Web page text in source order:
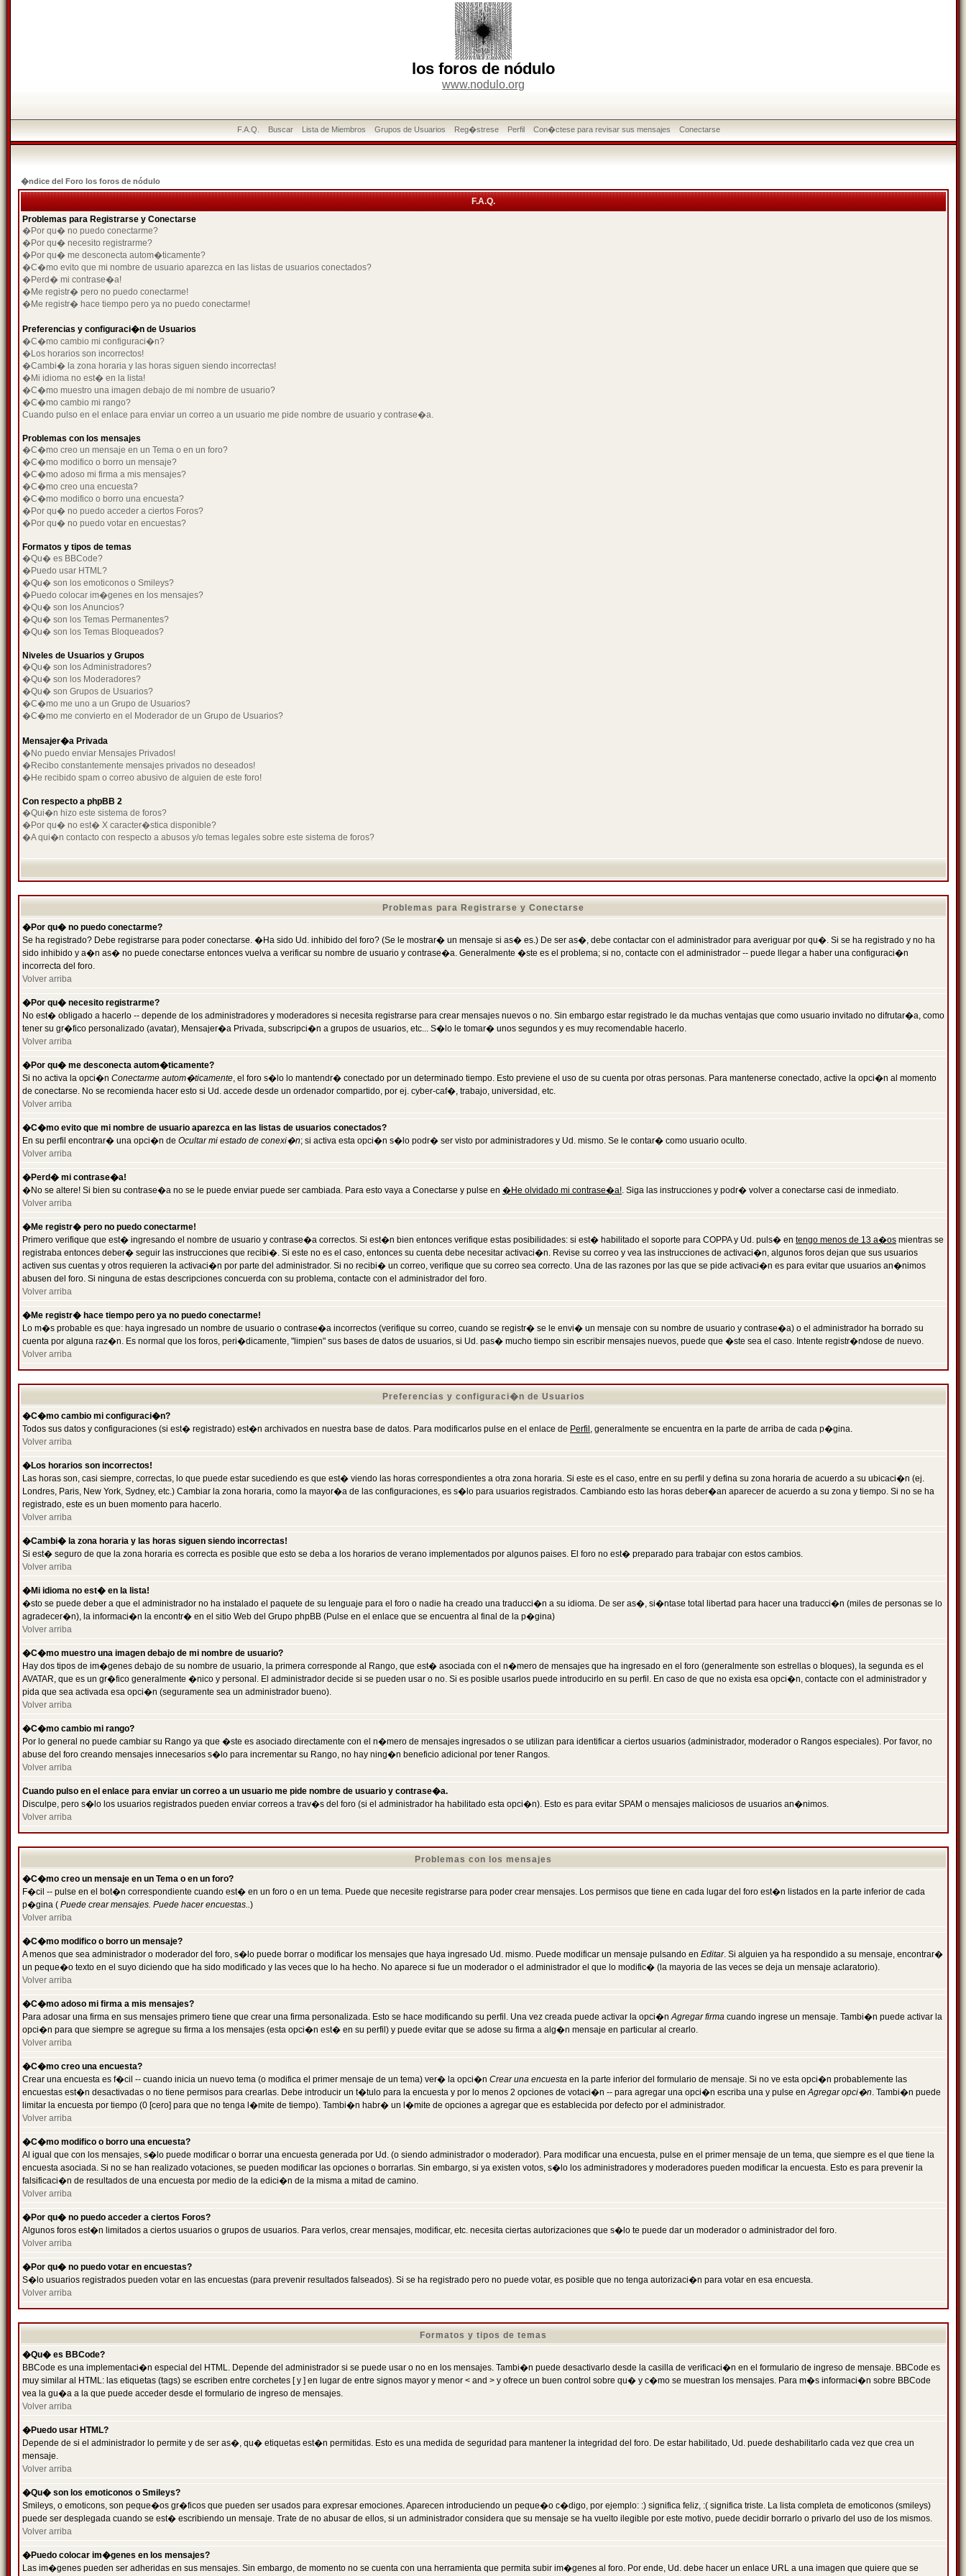
los foros de nódulo
www.nodulo.org
F.A.Q. Buscar Lista de Miembros Grupos de Usuarios Reg�strese Perfil Con�ctese para revisar sus mensajes Conectarse
�ndice del Foro los foros de nódulo
F.A.Q.
Problemas para Registrarse y Conectarse
�Por qu� no puedo conectarme?
�Por qu� necesito registrarme?
�Por qu� me desconecta autom�ticamente?
�C�mo evito que mi nombre de usuario aparezca en las listas de usuarios conectados?
�Perd� mi contrase�a!
�Me registr� pero no puedo conectarme!
�Me registr� hace tiempo pero ya no puedo conectarme!
Preferencias y configuraci�n de Usuarios
�C�mo cambio mi configuraci�n?
�Los horarios son incorrectos!
�Cambi� la zona horaria y las horas siguen siendo incorrectas!
�Mi idioma no est� en la lista!
�C�mo muestro una imagen debajo de mi nombre de usuario?
�C�mo cambio mi rango?
Cuando pulso en el enlace para enviar un correo a un usuario me pide nombre de usuario y contrase�a.
Problemas con los mensajes
�C�mo creo un mensaje en un Tema o en un foro?
�C�mo modifico o borro un mensaje?
�C�mo adoso mi firma a mis mensajes?
�C�mo creo una encuesta?
�C�mo modifico o borro una encuesta?
�Por qu� no puedo acceder a ciertos Foros?
�Por qu� no puedo votar en encuestas?
Formatos y tipos de temas
�Qu� es BBCode?
�Puedo usar HTML?
�Qu� son los emoticonos o Smileys?
�Puedo colocar im�genes en los mensajes?
�Qu� son los Anuncios?
�Qu� son los Temas Permanentes?
�Qu� son los Temas Bloqueados?
Niveles de Usuarios y Grupos
�Qu� son los Administradores?
�Qu� son los Moderadores?
�Qu� son Grupos de Usuarios?
�C�mo me uno a un Grupo de Usuarios?
�C�mo me convierto en el Moderador de un Grupo de Usuarios?
Mensajer�a Privada
�No puedo enviar Mensajes Privados!
�Recibo constantemente mensajes privados no deseados!
�He recibido spam o correo abusivo de alguien de este foro!
Con respecto a phpBB 2
�Qui�n hizo este sistema de foros?
�Por qu� no est� X caracter�stica disponible?
�A qui�n contacto con respecto a abusos y/o temas legales sobre este sistema de foros?
Problemas para Registrarse y Conectarse
�Por qu� no puedo conectarme?
Se ha registrado? Debe registrarse para poder conectarse. �Ha sido Ud. inhibido del foro? (Se le mostrar� un mensaje si as� es.) De ser as�, debe contactar con el administrador para averiguar por qu�. Si se ha registrado y no ha
sido inhibido y a�n as� no puede conectarse entonces vuelva a verificar su nombre de usuario y contrase�a. Generalmente �ste es el problema; si no, contacte con el administrador -- puede llegar a haber una configuraci�n
incorrecta del foro.
Volver arriba
�Por qu� necesito registrarme?
No est� obligado a hacerlo -- depende de los administradores y moderadores si necesita registrarse para crear mensajes nuevos o no. Sin embargo estar registrado le da muchas ventajas que como usuario invitado no difrutar�a, como
tener su gr�fico personalizado (avatar), Mensajer�a Privada, subscripci�n a grupos de usuarios, etc... S�lo le tomar� unos segundos y es muy recomendable hacerlo.
Volver arriba
�Por qu� me desconecta autom�ticamente?
Si no activa la opci�n Conectarme autom�ticamente, el foro s�lo lo mantendr� conectado por un determinado tiempo. Esto previene el uso de su cuenta por otras personas. Para mantenerse conectado, active la opci�n al momento
de conectarse. No se recomienda hacer esto si Ud. accede desde un ordenador compartido, por ej. cyber-caf�, trabajo, universidad, etc.
Volver arriba
�C�mo evito que mi nombre de usuario aparezca en las listas de usuarios conectados?
En su perfil encontrar� una opci�n de Ocultar mi estado de conexi�n; si activa esta opci�n s�lo podr� ser visto por administradores y Ud. mismo. Se le contar� como usuario oculto.
Volver arriba
�Perd� mi contrase�a!
�No se altere! Si bien su contrase�a no se le puede enviar puede ser cambiada. Para esto vaya a Conectarse y pulse en �He olvidado mi contrase�a!. Siga las instrucciones y podr� volver a conectarse casi de inmediato.
Volver arriba
�Me registr� pero no puedo conectarme!
Primero verifique que est� ingresando el nombre de usuario y contrase�a correctos. Si est�n bien entonces verifique estas posibilidades: si est� habilitado el soporte para COPPA y Ud. puls� en tengo menos de 13 a�os mientras se
registraba entonces deber� seguir las instrucciones que recibi�. Si este no es el caso, entonces su cuenta debe necesitar activaci�n. Revise su correo y vea las instrucciones de activaci�n, algunos foros dejan que sus usuarios
activen sus cuentas y otros requieren la activaci�n por parte del administrador. Si no recibi� un correo, verifique que su correo sea correcto. Una de las razones por las que se pide activaci�n es para evitar que usuarios an�nimos
abusen del foro. Si ninguna de estas descripciones concuerda con su problema, contacte con el administrador del foro.
Volver arriba
�Me registr� hace tiempo pero ya no puedo conectarme!
Lo m�s probable es que: haya ingresado un nombre de usuario o contrase�a incorrectos (verifique su correo, cuando se registr� se le envi� un mensaje con su nombre de usuario y contrase�a) o el administrador ha borrado su
cuenta por alguna raz�n. Es normal que los foros, peri�dicamente, "limpien" sus bases de datos de usuarios, si Ud. pas� mucho tiempo sin escribir mensajes nuevos, puede que �ste sea el caso. Intente registr�ndose de nuevo.
Volver arriba
Preferencias y configuraci�n de Usuarios
�C�mo cambio mi configuraci�n?
Todos sus datos y configuraciones (si est� registrado) est�n archivados en nuestra base de datos. Para modificarlos pulse en el enlace de Perfil , generalmente se encuentra en la parte de arriba de cada p�gina.
Volver arriba
�Los horarios son incorrectos!
Las horas son, casi siempre, correctas, lo que puede estar sucediendo es que est� viendo las horas correspondientes a otra zona horaria. Si este es el caso, entre en su perfil y defina su zona horaria de acuerdo a su ubicaci�n (ej.
Londres, Paris, New York, Sydney, etc.) Cambiar la zona horaria, como la mayor�a de las configuraciones, es s�lo para usuarios registrados. Cambiando esto las horas deber�an aparecer de acuerdo a su zona y tiempo. Si no se ha
registrado, este es un buen momento para hacerlo.
Volver arriba
�Cambi� la zona horaria y las horas siguen siendo incorrectas!
Si est� seguro de que la zona horaria es correcta es posible que esto se deba a los horarios de verano implementados por algunos paises. El foro no est� preparado para trabajar con estos cambios.
Volver arriba
�Mi idioma no est� en la lista!
�sto se puede deber a que el administrador no ha instalado el paquete de su lenguaje para el foro o nadie ha creado una traducci�n a su idioma. De ser as�, si�ntase total libertad para hacer una traducci�n (miles de personas se lo
agradecer�n), la informaci�n la encontr� en el sitio Web del Grupo phpBB (Pulse en el enlace que se encuentra al final de la p�gina)
Volver arriba
�C�mo muestro una imagen debajo de mi nombre de usuario?
Hay dos tipos de im�genes debajo de su nombre de usuario, la primera corresponde al Rango, que est� asociada con el n�mero de mensajes que ha ingresado en el foro (generalmente son estrellas o bloques), la segunda es el
AVATAR, que es un gr�fico generalmente �nico y personal. El administrador decide si se pueden usar o no. Si es posible usarlos puede introducirlo en su perfil. En caso de que no exista esa opci�n, contacte con el administrador y
pida que sea activada esa opci�n (seguramente sea un administrador bueno).
Volver arriba
�C�mo cambio mi rango?
Por lo general no puede cambiar su Rango ya que �ste es asociado directamente con el n�mero de mensajes ingresados o se utilizan para identificar a ciertos usuarios (administrador, moderador o Rangos especiales). Por favor, no
abuse del foro creando mensajes innecesarios s�lo para incrementar su Rango, no hay ning�n beneficio adicional por tener Rangos.
Volver arriba
Cuando pulso en el enlace para enviar un correo a un usuario me pide nombre de usuario y contrase�a.
Disculpe, pero s�lo los usuarios registrados pueden enviar correos a trav�s del foro (si el administrador ha habilitado esta opci�n). Esto es para evitar SPAM o mensajes maliciosos de usuarios an�nimos.
Volver arriba
Problemas con los mensajes
�C�mo creo un mensaje en un Tema o en un foro?
F�cil -- pulse en el bot�n correspondiente cuando est� en un foro o en un tema. Puede que necesite registrarse para poder crear mensajes. Los permisos que tiene en cada lugar del foro est�n listados en la parte inferior de cada
p�gina ( Puede crear mensajes. Puede hacer encuestas..)
Volver arriba
�C�mo modifico o borro un mensaje?
A menos que sea administrador o moderador del foro, s�lo puede borrar o modificar los mensajes que haya ingresado Ud. mismo. Puede modificar un mensaje pulsando en Editar. Si alguien ya ha respondido a su mensaje, encontrar�
un peque�o texto en el suyo diciendo que ha sido modificado y las veces que lo ha hecho. No aparece si fue un moderador o el administrador el que lo modific� (la mayoria de las veces se deja un mensaje aclaratorio).
Volver arriba
�C�mo adoso mi firma a mis mensajes?
Para adosar una firma en sus mensajes primero tiene que crear una firma personalizada. Esto se hace modificando su perfil. Una vez creada puede activar la opci�nAgregar firma cuando ingrese un mensaje. Tambi�n puede activar la
opci�n para que siempre se agregue su firma a los mensajes (esta opci�n est� en su perfil) y puede evitar que se adose su firma a alg�n mensaje en particular al crearlo.
Volver arriba
�C�mo creo una encuesta?
Crear una encuesta es f�cil -- cuando inicia un nuevo tema (o modifica el primer mensaje de un tema) ver� la opci�n Crear una encuesta en la parte inferior del formulario de mensaje. Si no ve esta opci�n probablemente las
encuestas est�n desactivadas o no tiene permisos para crearlas. Debe introducir un t�tulo para la encuesta y por lo menos 2 opciones de votaci�n -- para agregar una opci�n escriba una y pulse enAgregar opci�n. Tambi�n puede
limitar la encuesta por tiempo (0 [cero] para que no tenga l�mite de tiempo). Tambi�n habr� un l�mite de opciones a agregar que es establecida por defecto por el administrador.
Volver arriba
�C�mo modifico o borro una encuesta?
Al igual que con los mensajes, s�lo puede modificar o borrar una encuesta generada por Ud. (o siendo administrador o moderador). Para modificar una encuesta, pulse en el primer mensaje de un tema, que siempre es el que tiene la
encuesta asociada. Si no se han realizado votaciones, se pueden modificar las opciones o borrarlas. Sin embargo, si ya existen votos, s�lo los administradores y moderadores pueden modificar la encuesta. Esto es para prevenir la
falsificaci�n de resultados de una encuesta por medio de la edici�n de la misma a mitad de camino.
Volver arriba
�Por qu� no puedo acceder a ciertos Foros?
Algunos foros est�n limitados a ciertos usuarios o grupos de usuarios. Para verlos, crear mensajes, modificar, etc. necesita ciertas autorizaciones que s�lo te puede dar un moderador o administrador del foro.
Volver arriba
�Por qu� no puedo votar en encuestas?
S�lo usuarios registrados pueden votar en las encuestas (para prevenir resultados falseados). Si se ha registrado pero no puede votar, es posible que no tenga autorizaci�n para votar en esa encuesta.
Volver arriba
Formatos y tipos de temas
�Qu� es BBCode?
BBCode es una implementaci�n especial del HTML. Depende del administrador si se puede usar o no en los mensajes. Tambi�n puede desactivarlo desde la casilla de verificaci�n en el formulario de ingreso de mensaje. BBCode es
muy similar al HTML: las etiquetas (tags) se escriben entre corchetes [ y ] en lugar de entre signos mayor y menor < and > y ofrece un buen control sobre qu� y c�mo se muestran los mensajes. Para m�s informaci�n sobre BBCode
vea la gu�a a la que puede acceder desde el formulario de ingreso de mensajes.
Volver arriba
�Puedo usar HTML?
Depende de si el administrador lo permite y de ser as�, qu� etiquetas est�n permitidas. Esto es una medida de seguridad para mantener la integridad del foro. De estar habilitado, Ud. puede deshabilitarlo cada vez que crea un
mensaje.
Volver arriba
�Qu� son los emoticonos o Smileys?
Smileys, o emoticons, son peque�os gr�ficos que pueden ser usados para expresar emociones. Aparecen introduciendo un peque�o c�digo, por ejemplo: :) significa feliz, :( significa triste. La lista completa de emoticonos (smileys)
puede ser desplegada cuando se est� escribiendo un mensaje. Trate de no abusar de ellos, si un administrador considera que su mensaje se ha vuelto ilegible por este motivo, puede decidir borrarlo o privarlo del uso de los mismos.
Volver arriba
�Puedo colocar im�genes en los mensajes?
Las im�genes pueden ser adheridas en sus mensajes. Sin embargo, de momento no se cuenta con una herramienta que permita subir im�genes al foro. Por ende, Ud. debe hacer un enlace URL a una imagen que quiere que se